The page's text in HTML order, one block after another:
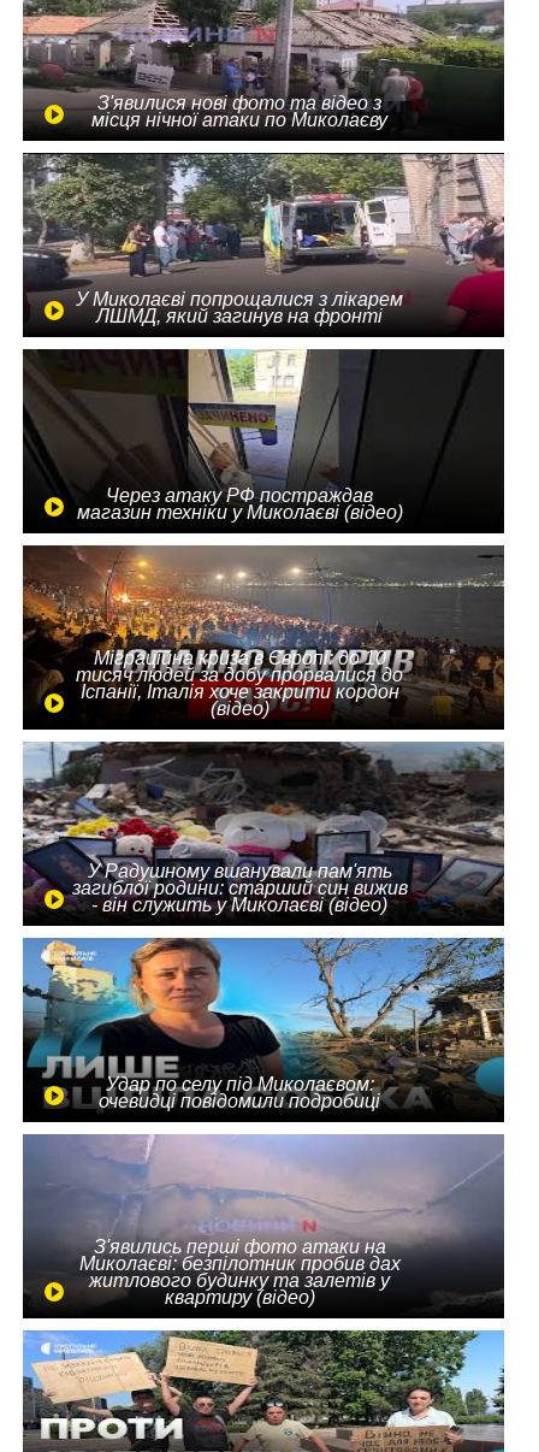
З'явилися нові фото та відео з
місця нічної атаки по Миколаєву
У Миколаєві попрощалися з лікарем
ЛШМД, який загинув на фронті
Через атаку РФ постраждав
магазин техніки у Миколаєві (відео)
Міграційна криза в Європі: до 10
тисяч людей за добу прорвалися до
Іспанії, Італія хоче закрити кордон
(відео)
У Радушному вшанували пам'ять
загиблої родини: старший син вижив
- він служить у Миколаєві (відео)
Удар по селу під Миколаєвом:
очевидці повідомили подробиці
З'явились перші фото атаки на
Миколаєві: безпілотник пробив дах
житлового будинку та залетів у
квартиру (відео)